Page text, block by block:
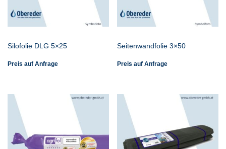
Silofolie DLG 5×25
Preis auf Anfrage
Seitenwandfolie 3×50
Preis auf Anfrage